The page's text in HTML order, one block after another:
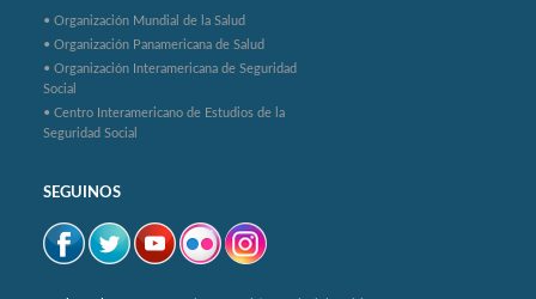
• Organización Mundial de la Salud
• Organización Panamericana de Salud
• Organización Interamericana de Seguridad
Social
• Centro Interamericano de Estudios de la
Seguridad Social
SEGUINOS